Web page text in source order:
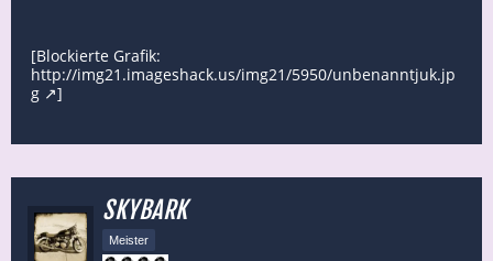
[Blockierte Grafik:
http://img21.imageshack.us/img21/5950/unbenanntjuk.jp
g
]
SKYBARK
Meister